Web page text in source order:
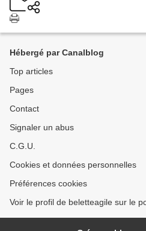
Hébergé par Canalblog
Top articles
Pages
Contact
Signaler un abus
C.G.U.
Cookies et données personnelles
Préférences cookies
Voir le profil de beletteagile sur le